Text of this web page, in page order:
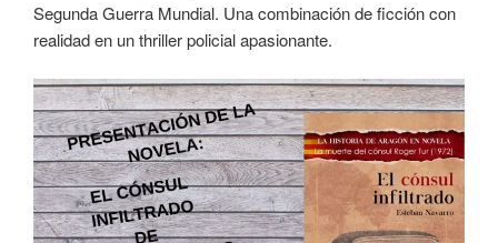
Segunda Guerra Mundial. Una combinación de ficción con
realidad en un thriller policial apasionante.